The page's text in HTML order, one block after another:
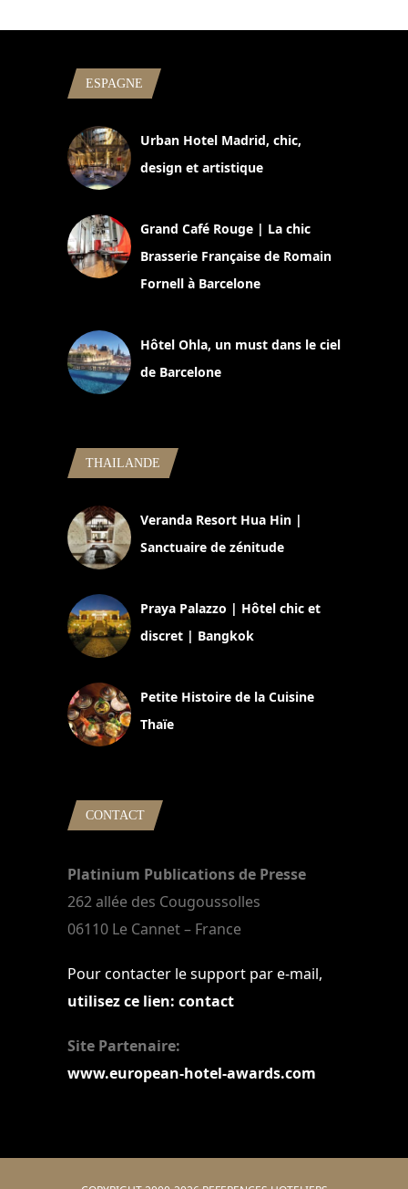
ESPAGNE
Urban Hotel Madrid, chic,
design et artistique
Grand Café Rouge | La chic
Brasserie Française de Romain
Fornell à Barcelone
Hôtel Ohla, un must dans le ciel
de Barcelone
THAILANDE
Veranda Resort Hua Hin |
Sanctuaire de zénitude
Praya Palazzo | Hôtel chic et
discret | Bangkok
Petite Histoire de la Cuisine
Thaïe
CONTACT
Platinium Publications de Presse
262 allée des Cougoussolles
06110 Le Cannet – France
Pour contacter le support par e-mail,
utilisez ce lien: contact
Site Partenaire:
www.european-hotel-awards.com